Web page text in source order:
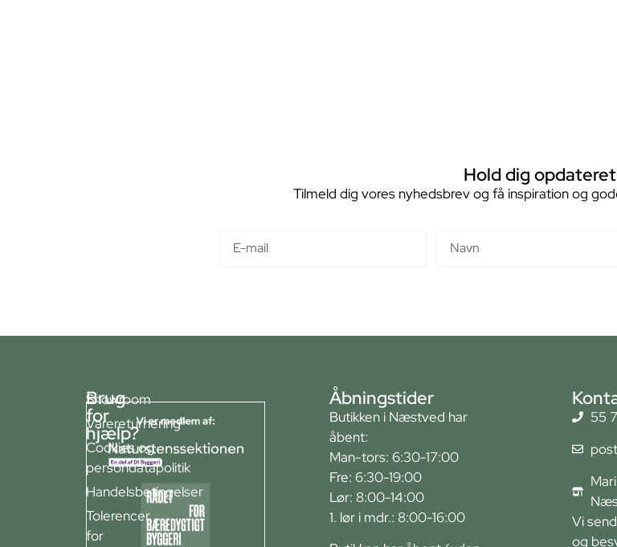
Hold dig opdateret
Tilmeld dig vores nyhedsbrev og få inspiration og
Brug
for
hjælp?
Showroom
Varereturnering
Cookies og
persondatapolitik
Handelsbetingelser
Tolerencer
for
Åbningstider
Butikken i Næstved har
åbent:
Man-tors: 6:30-17:00
Fre: 6:30-19:00
Lør: 8:00-14:00
1. lør i mdr.: 8:00-16:00
55
Vi
og